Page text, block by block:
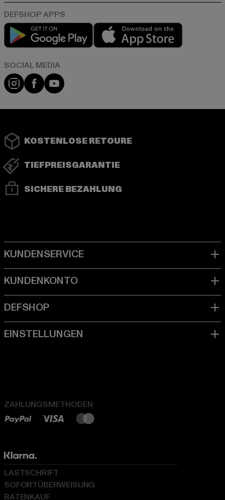
Play market
Instagram
FacebookYouTube
KOSTENLOSE RETOURE
TIEFPREISGARANTIE
SICHERE BEZAHLUNG
ZAHLUNGSMETHODEN
LASTSCHRIFT
SOFORTÜBERWEISUNG
RATENKAUF